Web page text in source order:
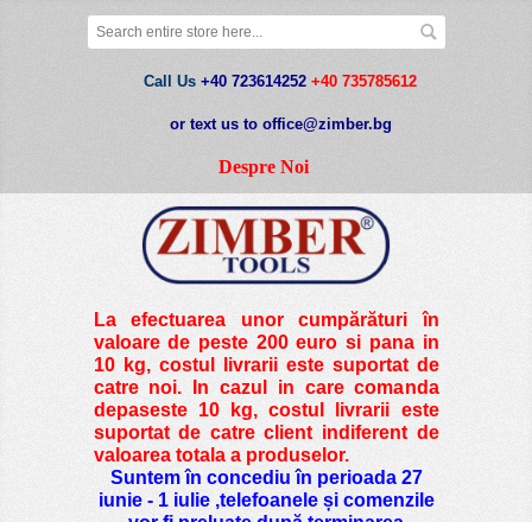
Call Us +40 723614252 +40 735785612
or text us to office@zimber.bg
Despre Noi
La efectuarea unor cumpărături în
valoare de peste200 euro si pana in
10 kg, costul livrarii este suportat de
catre noi. In cazul in care comanda
depaseste 10 kg, costul livrarii este
suportat de catre client indiferent de
valoarea totala a produselor.
Suntem în concediu în perioada 27
iunie - 1 iulie ,telefoanele și comenzile